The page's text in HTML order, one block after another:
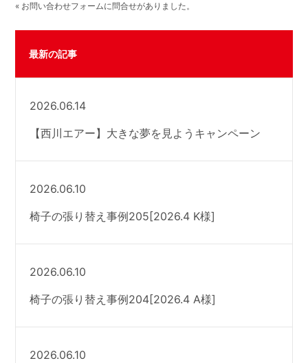
« お問い合わせフォームに問合せがありました。
最新の記事
2026.06.14
【西川エアー】大きな夢を見ようキャンペーン
2026.06.10
椅子の張り替え事例205[2026.4 K様]
2026.06.10
椅子の張り替え事例204[2026.4 A様]
2026.06.10